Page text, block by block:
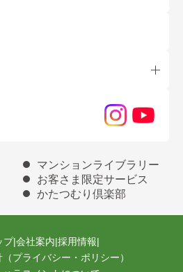
マンションライブラリー
お客さま限定サービス
かたつむり倶楽部
プ|会社案内|採用情報|
プライバシー・ポリシー）